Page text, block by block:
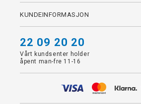
KUNDEINFORMASJON
22 09 20 20
Vårt kundsenter holder
åpent man-fre 11-16